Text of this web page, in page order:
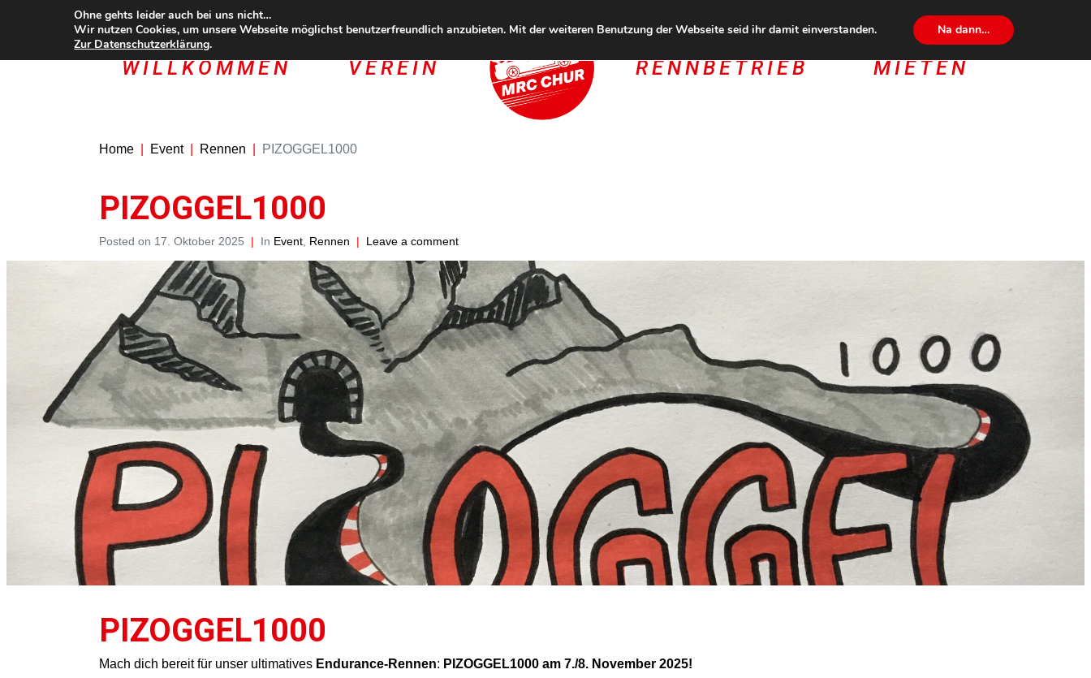
WILLKOMMEN VEREIN RENNBETRIEB MIETEN
Home Event Rennen PIZOGGEL1000
PIZOGGEL1000
Posted on 17. Oktober 2025 In Event Rennen Leave a comment
PIZOGGEL1000
Mach dich bereit für unser ultimatives Endurance-Rennen: PIZOGGEL1000 am 7./8. November 2025!
Ohne gehts leider auch bei uns nicht…
Wir nutzen Cookies, um unsere Webseite möglichst benutzerfreundlich anzubieten. Mit der weiteren Benutzung der Webseite seid ihr damit einverstanden.
Zur Datenschutzerklärung.
Na dann…